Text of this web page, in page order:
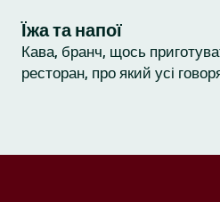
Їжа та напої
Кава, бранч, щось
ресторан, про який усі